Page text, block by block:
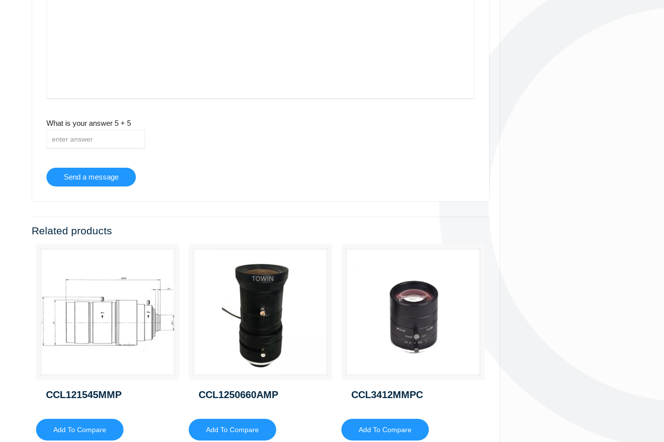
What is your answer 5+ 5
Related products
CCL121545MMP
Add To Compare
CCL1250660AMP
Add To Compare
CCL3412MMPC
Add To Compare